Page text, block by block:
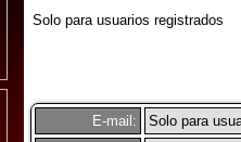
Solo para usuarios registrados
E-mail:
Solo para